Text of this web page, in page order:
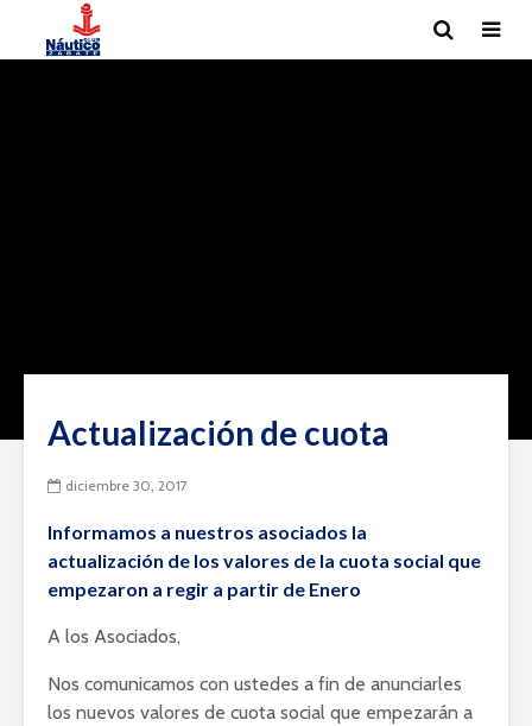
Actualización de cuota
diciembre 30, 2017
Informamos a nuestros asociados la
actualización de los valores de la cuota social que
empezaron a regir a partir de Enero
A los Asociados,
Nos comunicamos con ustedes a fin de anunciarles
los nuevos valores de cuota social que empezarán a